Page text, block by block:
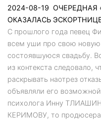
2024-08-19 ОЧЕРЕДНАЯ
ОКАЗАЛАСЬ
С прошлого года певец
всем уши про свою
состоявшуюся свадьбу.
из контекста следовало,
раскрывать наотрез
объявляли его
психолога Инну
КЕРИМОВУ, то продюсера